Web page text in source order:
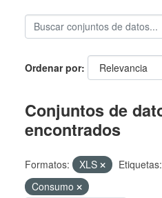
Ordenar por
Conjuntos de
encontrados
Formatos: XLS Etiquetas:
Consumo